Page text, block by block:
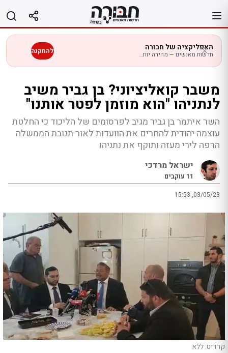
לתוכן
האפליקציה של חבורה
חדשות מאנשים — מהירה יותר בנייד להתקנה
משבר קואליציוני? בן גביר משיב
לנתניהו "הוא מוזמן לפטר אותנו"
השר איתמר בן גביר מגיב לפרסומים של הליכוד כי החלטת
עוצמה יהודית להחרים את הוועדות לאור תגובת הממשלה
הרפה לירי מעזה ותוקף את נתניהו
ישראל מרדכי
11 עוקבים
15:53 ,03/05/23
קרדיט: ללא